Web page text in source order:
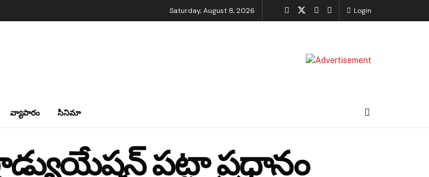
Saturday, August 8, 2026 Login
వ్యాపారం సినిమా
పట్టా ప్రధానం